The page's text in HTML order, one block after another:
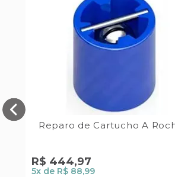
Reparo de Cartucho A
R$ 444,97
5x de R$ 88,99